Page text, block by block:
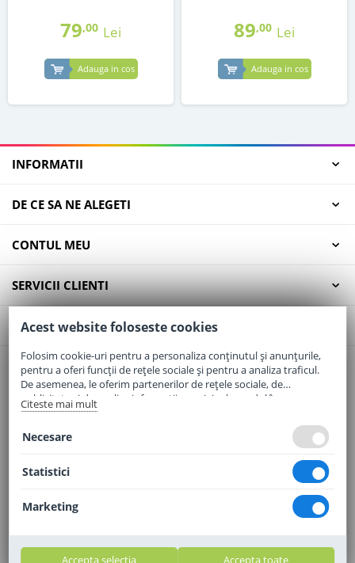
79,00 Lei
Adauga in cos
89,00 Lei
Adauga in cos
INFORMATII
DE CE SA NE ALEGETI
CONTUL MEU
SERVICII CLIENTI
CONTACT
Email:office@elaptepraf.ro
Telefon:0745-964-449
Adresa:Sos. Borsului, Nr. 20, Oradea, Jud. Bihor
Acest website foloseste cookies
Folosim cookie-uri pentru a personaliza conținutul și anunțurile,
pentru a oferi funcții de rețele sociale și pentru a analiza traficul.
De asemenea, le oferim partenerilor de rețele sociale, de
publicitate și de analize informații cu privire la modul în care
folosiți site-ul nostru. Aceștia le pot combina cu alte informații
Citeste mai mult
Necesare
Statistici
Marketing
Accepta selectia Accepta toate